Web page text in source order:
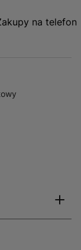
na telefon